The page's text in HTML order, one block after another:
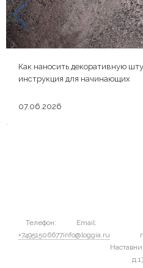
Как наносить декоративную
инструкция для начинающих
07.06.2026
Телефон:
+74951506677
Email:
info@loggia.ru